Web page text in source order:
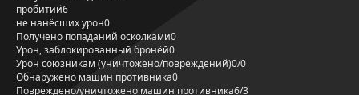
пробитий6
не нанёсших урон0
Получено попаданий осколками0
Урон, заблокированный бронёй0
Урон союзникам (уничтожено/повреждений)0/0
Обнаружено машин противника0
Повреждено/уничтожено машин противника6/3